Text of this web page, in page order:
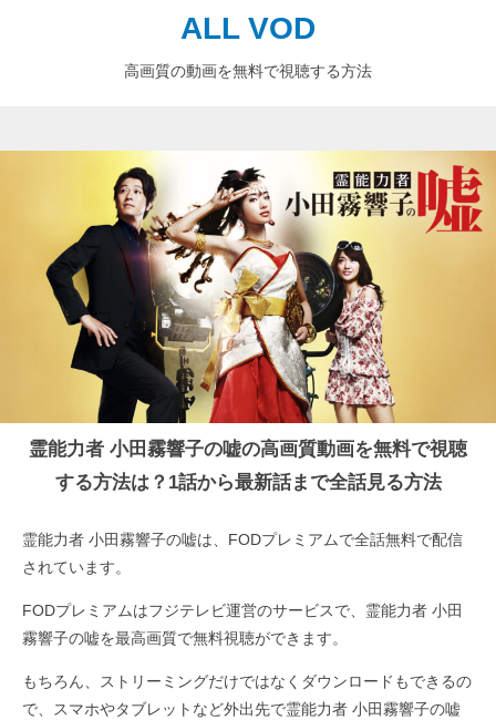
ALL VOD
高画質の動画を無料で視聴する方法
霊能力者 小田霧響子の嘘の高画質動画を無料で視聴
する方法は？1話から最新話まで全話見る方法
霊能力者 小田霧響子の嘘は、FODプレミアムで全話無料で配信
されています。
FODプレミアムはフジテレビ運営のサービスで、霊能力者 小田
霧響子の嘘を最高画質で無料視聴ができます。
もちろん、ストリーミングだけではなくダウンロードもできるの
で、スマホやタブレットなど外出先で霊能力者 小田霧響子の嘘